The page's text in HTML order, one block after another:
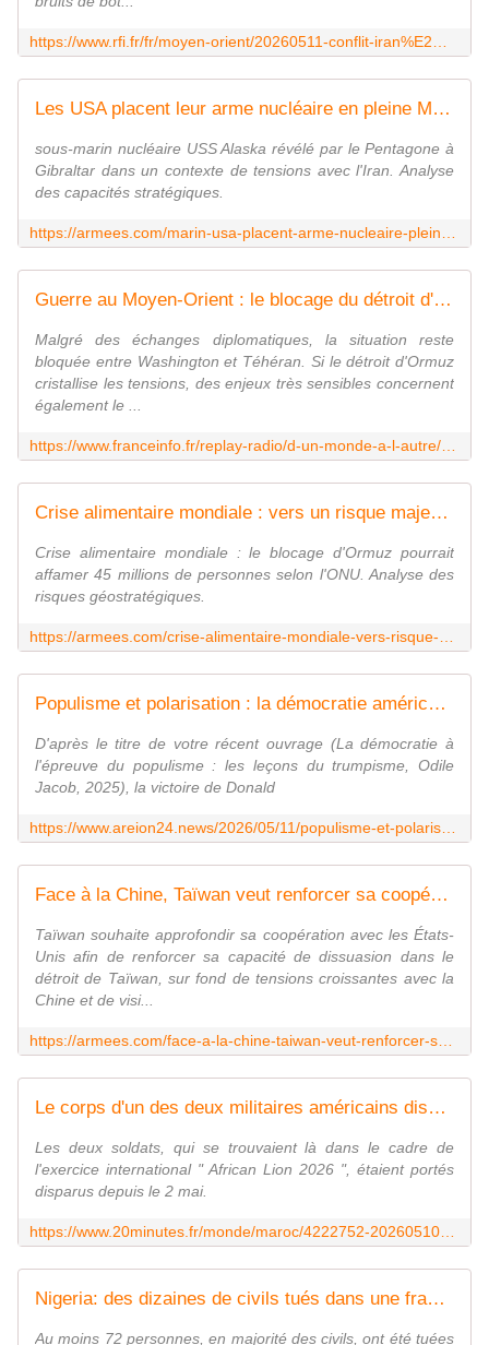
Les USA placent leur arme nucléaire en pleine Méditerranée
sous-marin nucléaire USS Alaska révélé par le Pentagone à
Gibraltar dans un contexte de tensions avec l'Iran. Analyse
des capacités stratégiques.
Guerre au Moyen-Orient : le blocage du détroit d'Ormuz masque d'autres enjeux tout aussi cruciaux
Malgré des échanges diplomatiques, la situation reste
bloquée entre Washington et Téhéran. Si le détroit d'Ormuz
cristallise les tensions, des enjeux très sensibles concernent
également le ...
Crise alimentaire mondiale : vers un risque majeur pour la sécurité ?
Crise alimentaire mondiale : le blocage d'Ormuz pourrait
affamer 45 millions de personnes selon l'ONU. Analyse des
risques géostratégiques.
Populisme et polarisation : la démocratie américaine en danger ?
D'après le titre de votre récent ouvrage (La démocratie à
l'épreuve du populisme : les leçons du trumpisme, Odile
Jacob, 2025), la victoire de Donald
Face à la Chine, Taïwan veut renforcer sa coopération avec les Etats-Unis
Taïwan souhaite approfondir sa coopération avec les États-
Unis afin de renforcer sa capacité de dissuasion dans le
détroit de Taïwan, sur fond de tensions croissantes avec la
Chine et de visi...
Le corps d'un des deux militaires américains disparus retrouvé au Maroc
Les deux soldats, qui se trouvaient là dans le cadre de
l'exercice international " African Lion 2026 ", étaient portés
disparus depuis le 2 mai.
Nigeria: des dizaines de civils tués dans une frappe de l'armée sur un marché dans l'État de Zamfara
Au moins 72 personnes, en majorité des civils, ont été tuées